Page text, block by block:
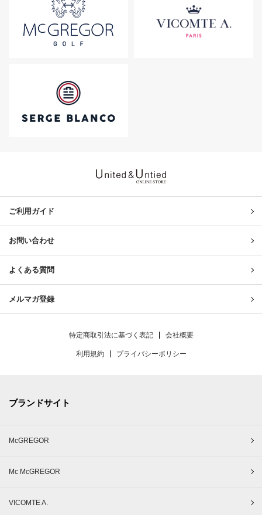
ご利用ガイド
お問い合わせ
よくある質問
メルマガ登録
特定商取引法に基づく表記 会社概要
利用規約 プライバシーポリシー
ブランドサイト
McGREGOR
Mc McGREGOR
VICOMTE A.